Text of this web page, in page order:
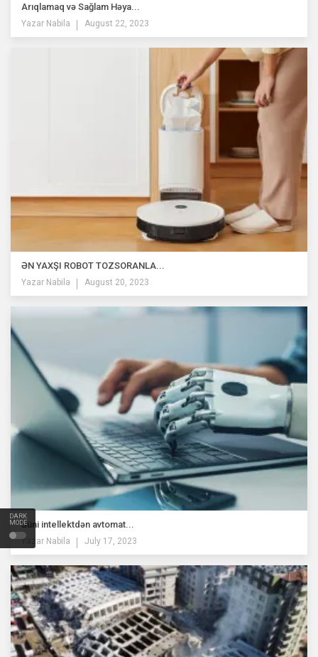
DARK
MODE
Arıqlamaq və Sağlam Həya...
Yazar Nabila August 22, 2023
ƏN YAXŞI ROBOT TOZSORANLA...
Yazar Nabila August 20, 2023
Süni intellektdən avtomat...
Yazar Nabila July 17, 2023